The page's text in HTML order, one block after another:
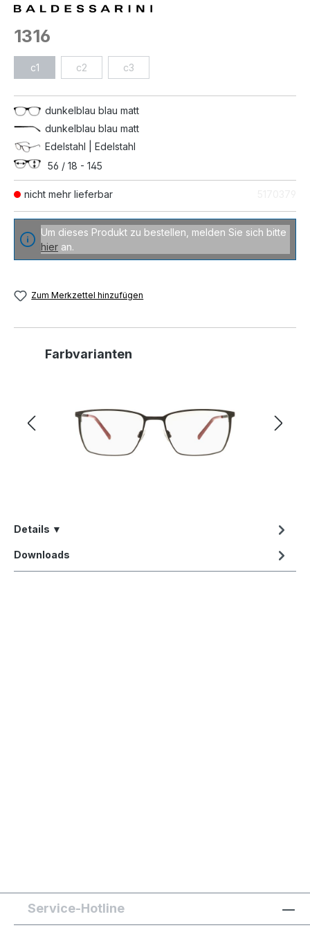
nicht mehr lieferbar
1316
c1 c2 c3
dunkelblau blau matt
dunkelblau blau matt
Edelstahl | Edelstahl
56 / 18 - 145
Um dieses Produkt zu bestellen, melden Sie sich bitte
hier an.
Zum Merkzettel hinzufügen
Produktgalerie überspringen
Farbvarianten
Details ▼
Downloads
Service-Hotline